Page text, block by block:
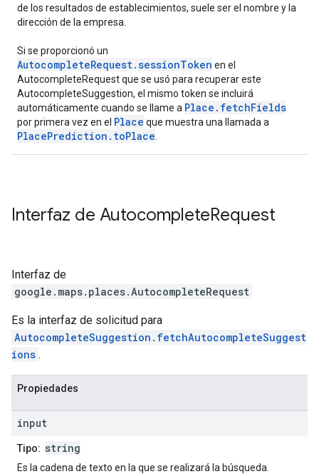
de los resultados de establecimientos, suele ser el nombre y la
dirección de la empresa.
Si se proporcionó un
AutocompleteRequest.sessionToken en el
AutocompleteRequest que se usó para recuperar este
AutocompleteSuggestion, el mismo token se incluirá
automáticamente cuando se llame a Place.fetchFields
por primera vez en el Place que muestra una llamada a
PlacePrediction.toPlace
Interfaz de AutocompleteRequest
Interfaz de
google.maps.places.AutocompleteRequest
Es la interfaz de solicitud para
AutocompleteSuggestion.fetchAutocompleteSuggest
ions .
Propiedades
input
Tipo: string
Es la cadena de texto en la que se realizará la búsqueda.